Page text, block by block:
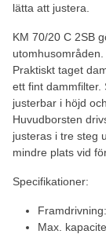
lätta att justera.
KM 70/20 C 2SB
Praktiskt taget
ett fint dammfilter.
justerbar i höjd
Huvudborsten
justeras i tre steg
mindre plats vid
Specifikationer:
Max.